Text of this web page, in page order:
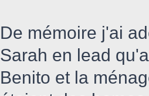
De mémoire j'ai
Sarah en lead
Benito et la